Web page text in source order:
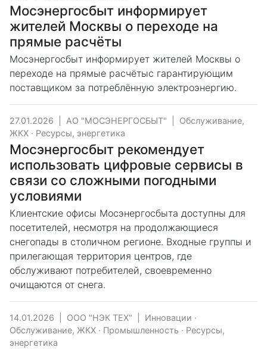
Мосэнергосбыт информирует
жителей Москвы о переходе на
прямые расчёты
​Мосэнергосбыт информирует жителей Москвы о
переходе на прямые расчётыс гарантирующим
поставщиком за потреблённую электроэнергию.
27.01.2026 АО "МОСЭНЕРГОСБЫТ"
Обслуживание,
ЖКХ · Ресурсы, энергетика
Мосэнергосбыт рекомендует
использовать цифровые сервисы в
связи со сложными погодными
условиями
Клиентские офисы Мосэнергосбыта доступны для
посетителей, несмотря на продолжающиеся
снегопады в столичном регионе. Входные группы и
прилегающая территория центров, где
обслуживают потребителей, своевременно
очищаются от снега.
14.01.2026 ООО "НЭК ТЕХ" Инновации ·
Обслуживание, ЖКХ · Промышленность · Ресурсы,
энергетика